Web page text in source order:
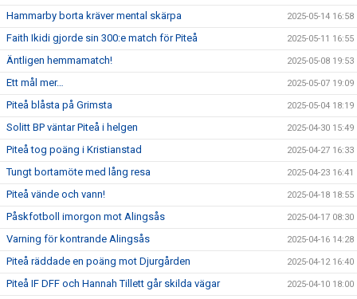
Hammarby borta kräver mental skärpa 2025-05-14 16:58
Faith Ikidi gjorde sin 300:e match för Piteå 2025-05-11 16:55
Äntligen hemmamatch! 2025-05-08 19:53
Ett mål mer… 2025-05-07 19:09
Piteå blåsta på Grimsta 2025-05-04 18:19
Solitt BP väntar Piteå i helgen 2025-04-30 15:49
Piteå tog poäng i Kristianstad 2025-04-27 16:33
Tungt bortamöte med lång resa 2025-04-23 16:41
Piteå vände och vann! 2025-04-18 18:55
Påskfotboll imorgon mot Alingsås 2025-04-17 08:30
Varning för kontrande Alingsås 2025-04-16 14:28
Piteå räddade en poäng mot Djurgården 2025-04-12 16:40
Piteå IF DFF och Hannah Tillett går skilda vägar 2025-04-10 18:00